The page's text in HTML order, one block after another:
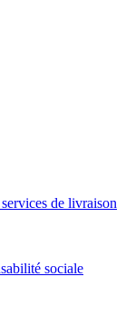
de livraison
sociale